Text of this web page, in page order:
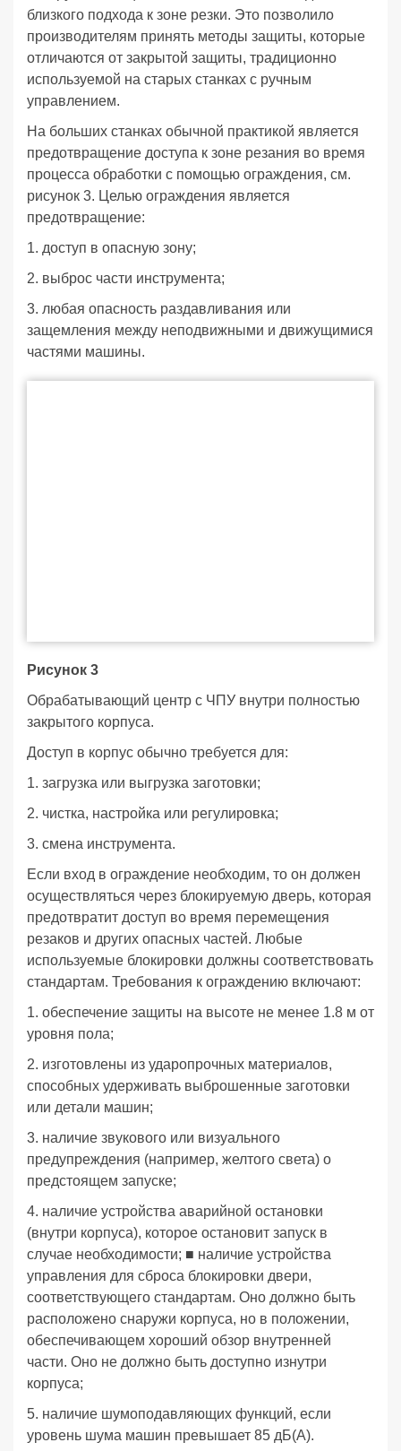
близкого подхода к зоне резки. Это позволило
производителям принять методы защиты, которые
отличаются от закрытой защиты, традиционно
используемой на старых станках с ручным
управлением.
На больших станках обычной практикой является
предотвращение доступа к зоне резания во время
процесса обработки с помощью ограждения, см.
рисунок 3. Целью ограждения является
предотвращение:
1. доступ в опасную зону;
2. выброс части инструмента;
3. любая опасность раздавливания или
защемления между неподвижными и движущимися
частями машины.
Рисунок 3
Обрабатывающий центр с ЧПУ внутри полностью
закрытого корпуса.
Доступ в корпус обычно требуется для:
1. загрузка или выгрузка заготовки;
2. чистка, настройка или регулировка;
3. смена инструмента.
Если вход в ограждение необходим, то он должен
осуществляться через блокируемую дверь, которая
предотвратит доступ во время перемещения
резаков и других опасных частей. Любые
используемые блокировки должны соответствовать
стандартам. Требования к ограждению включают:
1. обеспечение защиты на высоте не менее 1.8 м от
уровня пола;
2. изготовлены из ударопрочных материалов,
способных удерживать выброшенные заготовки
или детали машин;
3. наличие звукового или визуального
предупреждения (например, желтого света) о
предстоящем запуске;
4. наличие устройства аварийной остановки
(внутри корпуса), которое остановит запуск в
случае необходимости; ■ наличие устройства
управления для сброса блокировки двери,
соответствующего стандартам. Оно должно быть
расположено снаружи корпуса, но в положении,
обеспечивающем хороший обзор внутренней
части. Оно не должно быть доступно изнутри
корпуса;
5. наличие шумоподавляющих функций, если
уровень шума машин превышает 85 дБ(А).